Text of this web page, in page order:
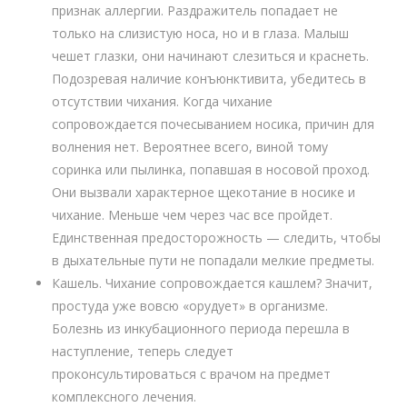
признак аллергии. Раздражитель попадает не
только на слизистую носа, но и в глаза. Малыш
чешет глазки, они начинают слезиться и краснеть.
Подозревая наличие конъюнктивита, убедитесь в
отсутствии чихания. Когда чихание
сопровождается почесыванием носика, причин для
волнения нет. Вероятнее всего, виной тому
соринка или пылинка, попавшая в носовой проход.
Они вызвали характерное щекотание в носике и
чихание. Меньше чем через час все пройдет.
Единственная предосторожность — следить, чтобы
в дыхательные пути не попадали мелкие предметы.
Кашель. Чихание сопровождается кашлем? Значит,
простуда уже вовсю «орудует» в организме.
Болезнь из инкубационного периода перешла в
наступление, теперь следует
проконсультироваться с врачом на предмет
комплексного лечения.